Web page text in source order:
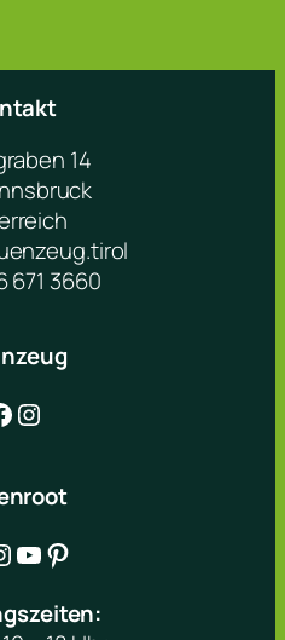
14
671 3660
Instagram
YouTube Pinterest